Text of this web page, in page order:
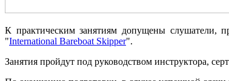
К практическим занятиям допущены слушатели,
"International Bareboat Skipper".
Занятия пройдут под руководством инструктора,